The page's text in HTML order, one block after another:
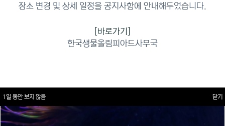
이수증명서 확인 바로가기
장소 변경 및 상세 일정을 공지사항에 안내해두었습니다.
[바로가기]
한국생물올림피아드사무국
1일 동안 보지 않음 닫기